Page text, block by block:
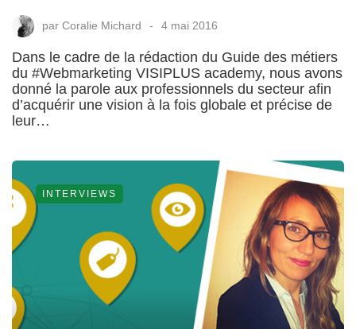
par Coralie Michard 4 mai 2016
Dans le cadre de la rédaction du Guide des métiers
du #Webmarketing VISIPLUS academy, nous avons
donné la parole aux professionnels du secteur afin
d’acquérir une vision à la fois globale et précise de
leur…
INTERVIEWS